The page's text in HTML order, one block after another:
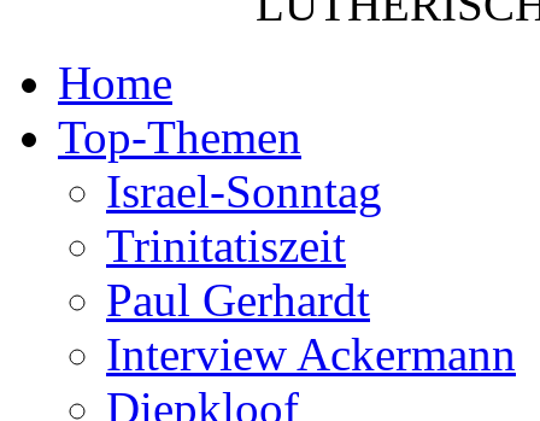
Home
Top-Themen
Israel-Sonntag
Trinitatiszeit
Paul Gerhardt
Interview Ackermann
Diepkloof